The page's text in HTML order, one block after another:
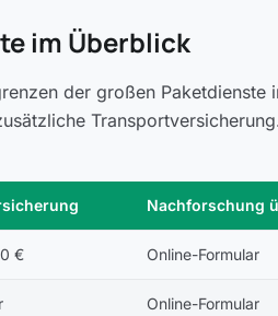
im Überblick
der großen Paketdienste
Nachforschung
€ Online-Formular
Online-Formular